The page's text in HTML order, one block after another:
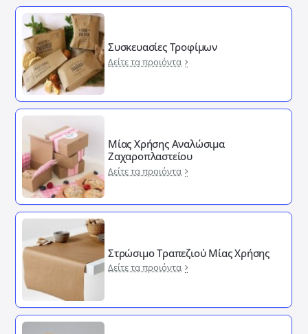
Συσκευασίες Τροφίμων
Δείτε τα προιόντα
Μίας Χρήσης Αναλώσιμα
Ζαχαροπλαστείου
Δείτε τα προιόντα
Στρώσιμο Τραπεζιού Μίας Χρήσης
Δείτε τα προιόντα